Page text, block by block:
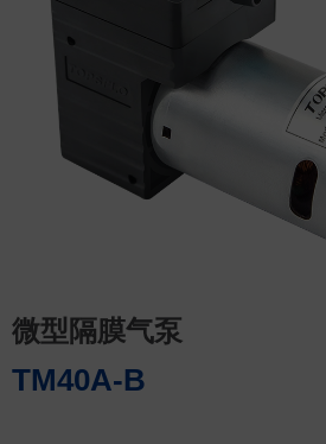
微型隔膜气泵
TM40A-B